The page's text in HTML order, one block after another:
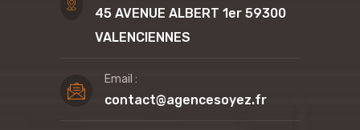
45 AVENUE ALBERT 1er 59300
VALENCIENNES
Email :
contact@agencesoyez.fr